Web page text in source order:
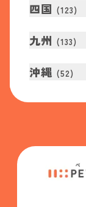
四国 (123)
九州 (133)
沖縄 (52)